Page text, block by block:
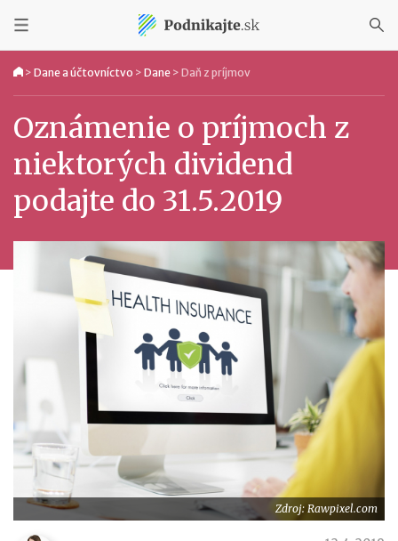
> Dane a účtovníctvo > Dane > Daň z príjmov
Oznámenie o príjmoch z
niektorých dividend
podajte do 31.5.2019
Zdroj: Rawpixel.com